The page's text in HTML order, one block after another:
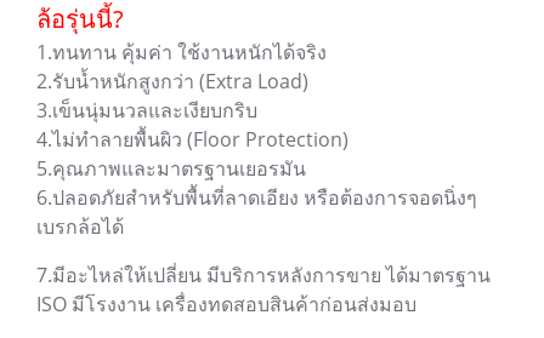
ล้อรุ่นนี้?
1.ทนทาน คุ้มค่า ใช้งานหนักได้จริง
2.รับน้ำหนักสูงกว่า (Extra Load)
3.เข็นนุ่มนวลและเงียบกริบ
4.ไม่ทำลายพื้นผิว (Floor Protection)
5.คุณภาพและมาตรฐานเยอรมัน
6.ปลอดภัยสำหรับพื้นที่ลาดเอียง หรือต้องการจอดนิ่งๆ
เบรกล้อได้
7.มีอะไหล่ให้เปลี่ยน มีบริการหลังการขาย ได้มาตรฐาน
ISO มีโรงงาน เครื่องทดสอบสินค้าก่อนส่งมอบ